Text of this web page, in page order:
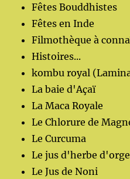
Fêtes Bouddhistes
Fêtes en Inde
Filmothèque à
Histoires...
kombu royal
La baie d'Açaï
La Maca Royale
Le Chlorure de
Le Curcuma
Le jus d'herbe d'orge
Le Jus de Noni